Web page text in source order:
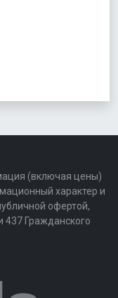
(включая цены)
характер и
офертой,
Гражданского